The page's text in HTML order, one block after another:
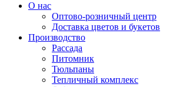
О нас
Оптово-розничный центр
Доставка цветов и букетов
Производство
Рассада
Питомник
Тюльпаны
Тепличный комплекс